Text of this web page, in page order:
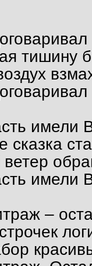
тишину
имели
сказка
имели
–